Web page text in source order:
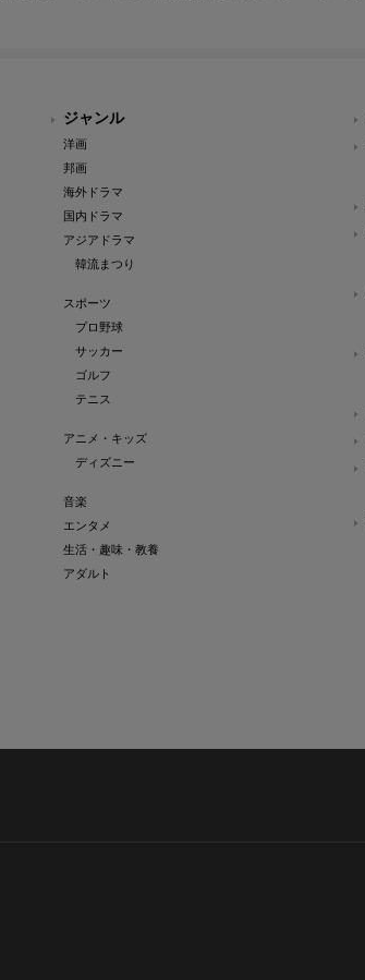
ジャンル
洋画
邦画
海外ドラマ
国内ドラマ
アジアドラマ
韓流まつり
スポーツ
プロ野球
サッカー
ゴルフ
テニス
アニメ・キッズ
ディズニー
音楽
エンタメ
生活・趣味・教養
アダルト